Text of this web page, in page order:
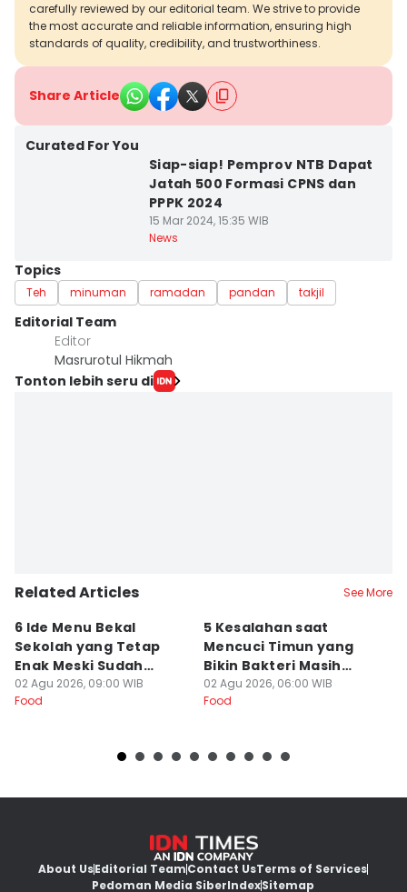
carefully reviewed by our editorial team. We strive to provide
the most accurate and reliable information, ensuring high
standards of quality, credibility, and trustworthiness.
Share Article
Curated For You
Siap-siap! Pemprov NTB Dapat
Jatah 500 Formasi CPNS dan
PPPK 2024
15 Mar 2024, 15:35 WIB
News
Topics
Teh minuman ramadan pandan takjil
Editorial Team
Editor
Masrurotul Hikmah
Tonton lebih seru di
Related Articles See More
6 Ide Menu Bekal
Sekolah yang Tetap
Enak Meski Sudah
Dingin
02 Agu 2026, 09:00 WIB
Food
5 Kesalahan saat
Mencuci Timun yang
Bikin Bakteri Masih
Nempel
02 Agu 2026, 06:00 WIB
Food
About UsEditorial TeamContact UsTerms of Services
Pedoman Media SiberIndexSitemap